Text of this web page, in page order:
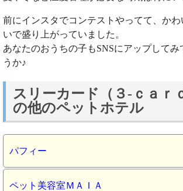
前にインスタでコンテストやってて、か
いで盛り上がっていました。
あなたのおうちの子もSNSにアップしてみ
うか♪
スリーカード（３‐ｃａｒ
の他のペットホテル
パフィー
ペット美容室ＭＡＩＡ